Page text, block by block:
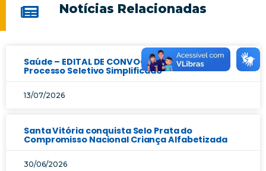
Notícias Relacionadas
Saúde – EDITAL DE CONVOCAÇÃO Nº 17/2025 –
Processo Seletivo Simplificado
13/07/2026
Santa Vitória conquista Selo Prata do
Compromisso Nacional Criança Alfabetizada
30/06/2026